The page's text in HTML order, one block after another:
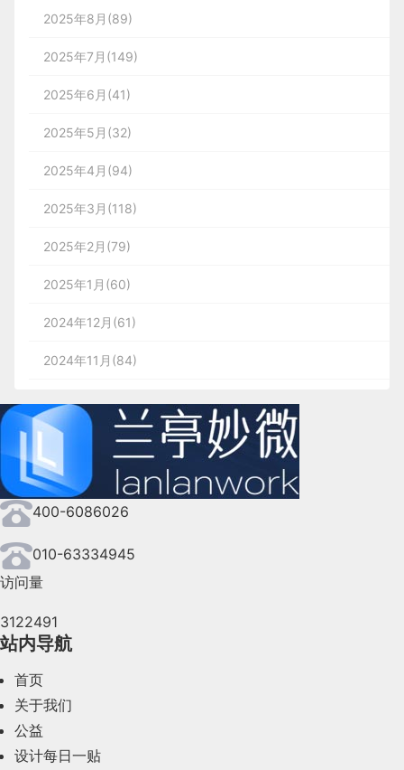
2025年8月(89)
2025年7月(149)
2025年6月(41)
2025年5月(32)
2025年4月(94)
2025年3月(118)
2025年2月(79)
2025年1月(60)
2024年12月(61)
2024年11月(84)
2024年9月(144)
2024年8月(164)
2024年7月(107)
2024年6月(63)
2024年4月(44)
2024年2月(58)
400-6086026
010-63334945
访问量
3122491
站内导航
首页
关于我们
公益
设计每日一贴